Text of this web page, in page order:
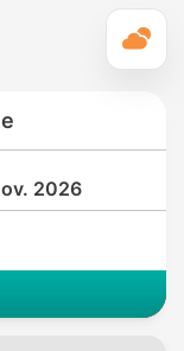
2026